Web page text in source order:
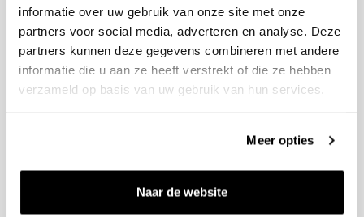
informatie over uw gebruik van onze site met onze
partners voor social media, adverteren en analyse. Deze
partners kunnen deze gegevens combineren met andere
informatie die u aan ze heeft verstrekt of die ze hebben
verzameld op basis van uw gebruik van hun services.
Meer opties
Naar de website
info@bruut.nl
Contact Formulier
Open 12:00 - 18:00
OPENINGSTIJDEN
Over ons